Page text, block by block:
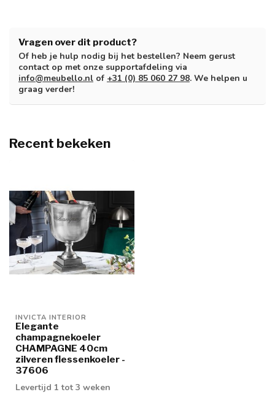
Vragen over dit product?
Of heb je hulp nodig bij het bestellen? Neem gerust
contact op met onze supportafdeling via
info@meubello.nl of +31 (0) 85 060 27 98. We helpen u
graag verder!
Recent bekeken
INVICTA INTERIOR
Elegante
champagnekoeler
CHAMPAGNE 40cm
zilveren flessenkoeler -
37606
Levertijd 1 tot 3 weken